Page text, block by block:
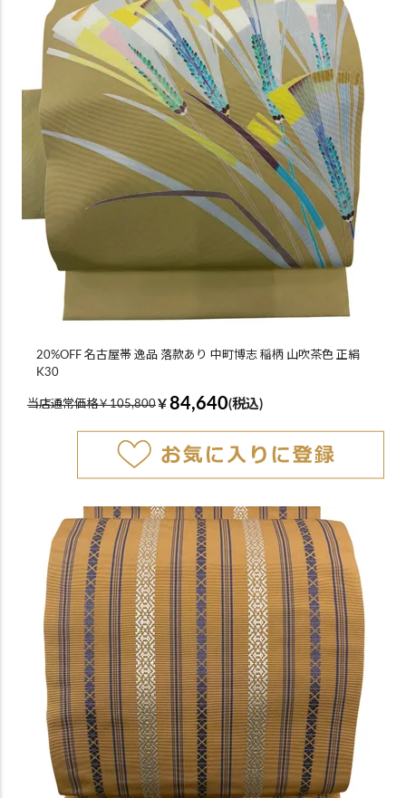
20%OFF 名古屋帯 逸品 落款あり 中町博志 稲柄 山吹茶色 正絹
K30
当店通常価格￥105,800￥ 84,640(税込)